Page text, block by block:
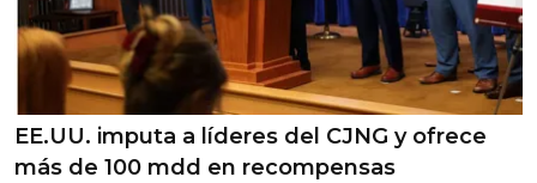
EE.UU. imputa a líderes del CJNG y ofrece
más de 100 mdd en recompensas